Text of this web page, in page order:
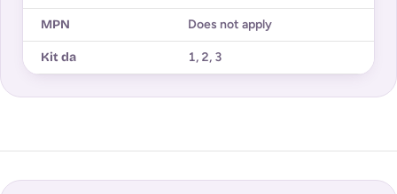
MPN Does not apply
Kit da 1, 2, 3